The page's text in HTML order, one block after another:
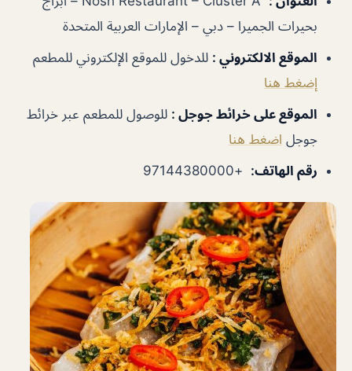
بحيرات الجميرا – دبي – الإمارات العربية المتحدة
الموقع الالكتروني : للدخول للموقع الإلكتروني للمطعم
إضغط هنا
الموقع على خرائط جوجل : للوصول للمطعم عبر خرائط
جوجل اضغط هنا
رقم الهاتف:
+97144380000